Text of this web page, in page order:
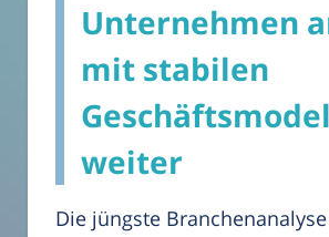
Unternehmen
mit stabilen
weiter
Die jüngste